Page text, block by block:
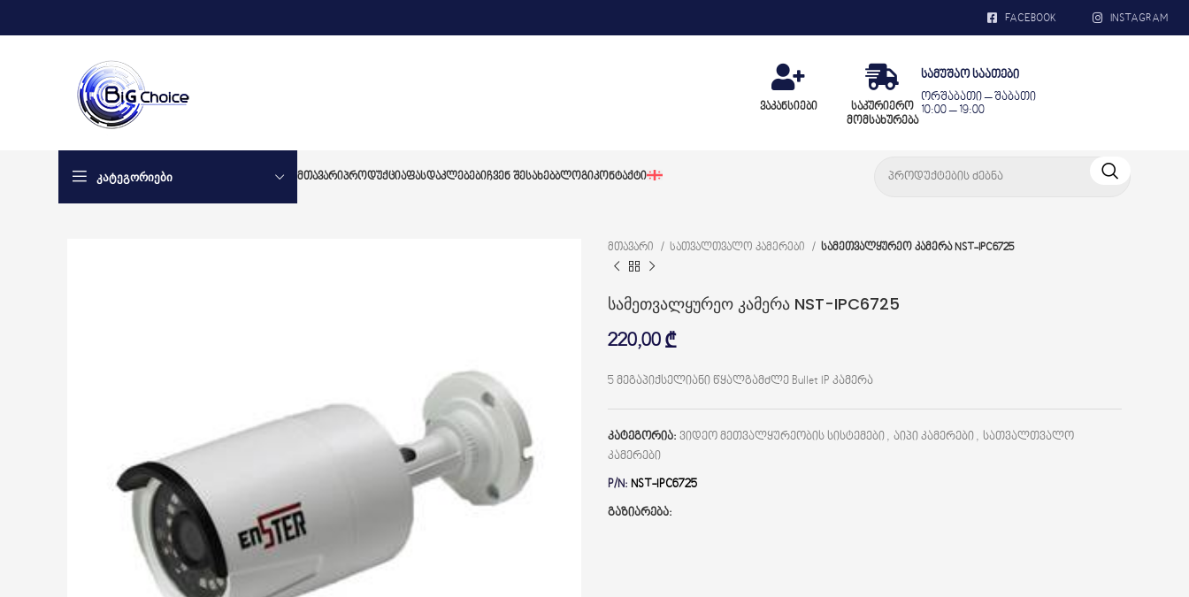
FACEBOOK INSTAGRAM
ვაკანსიები
საკურიერო
მომსახურება
სამუშაო საათები
ორშაბათი – შაბათი
10:00 – 19:00
ᲙᲐᲢᲔᲒᲝᲠᲘᲔᲑᲘ ᲛᲗᲐᲕᲐᲠᲘᲞᲠᲝᲓᲣᲥᲪᲘᲐᲤᲐᲡᲓᲐᲙᲚᲔᲑᲔᲑᲘᲩᲕᲔᲜ ᲨᲔᲡᲐᲮᲔᲑᲑᲚᲝᲒᲘᲙᲝᲜᲢᲐᲥᲢᲘ
მთავარი სათვალთვალო კამერები სამეთვალყურეო კამერა NST-IPC6725
სამეთვალყურეო კამერა NST-IPC6725
220,00 ₾
5 მეგაპიქსელიანი წყალგამძლე Bullet IP კამერა
კატეგორია: ვიდეო მეთვალყურეობის სისტემები , აიპი კამერები , სათვალთვალო
კამერები
P/N: NST-IPC6725
გაზიარება: